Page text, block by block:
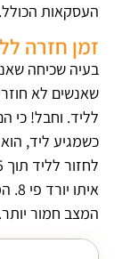
העסקאות הכולל.
זמן חזרה ללידים- 5
בעיה שכיחה
שאנשים לא
לליד. וחבל! כי
המצב חמור יותר.